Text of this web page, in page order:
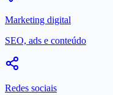
Marketing digital
SEO, ads e conteúdo
Redes sociais